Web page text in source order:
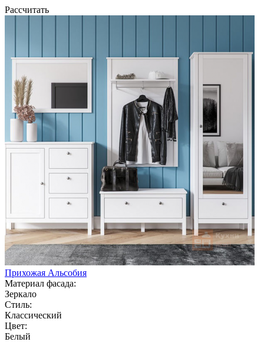
Рассчитать
Прихожая Альсобия
Материал фасада:
Зеркало
Стиль:
Классический
Цвет:
Белый